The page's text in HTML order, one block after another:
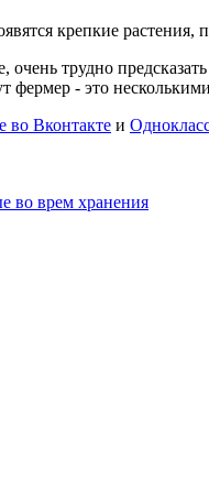
крепкие
очень трудно
фермер - это
во Вконтакте и
во врем хранения